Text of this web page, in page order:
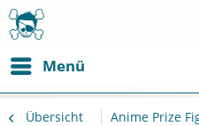
Menü
Übersicht Anime Prize